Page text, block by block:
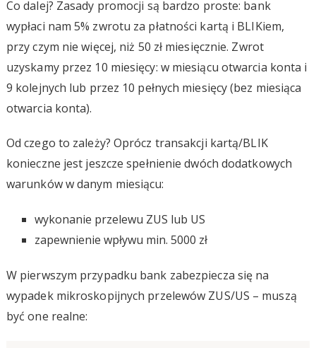
Co dalej? Zasady promocji są bardzo proste: bank
wypłaci nam 5% zwrotu za płatności kartą i BLIKiem,
przy czym nie więcej, niż 50 zł miesięcznie. Zwrot
uzyskamy przez 10 miesięcy: w miesiącu otwarcia konta i
9 kolejnych lub przez 10 pełnych miesięcy (bez miesiąca
otwarcia konta).
Od czego to zależy? Oprócz transakcji kartą/BLIK
konieczne jest jeszcze spełnienie dwóch dodatkowych
warunków w danym miesiącu:
wykonanie przelewu ZUS lub US
zapewnienie wpływu min. 5000 zł
W pierwszym przypadku bank zabezpiecza się na
wypadek mikroskopijnych przelewów ZUS/US – muszą
być one realne: